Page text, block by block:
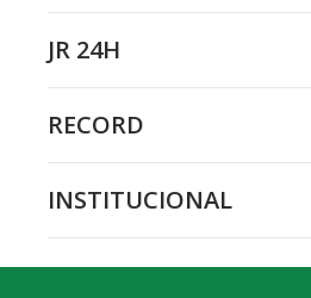
JR 24H
RECORD
INSTITUCIONAL